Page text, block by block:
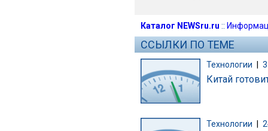
Каталог NEWSru.ru ::
ССЫЛКИ ПО ТЕМЕ
Технологии
Китай
Технологии